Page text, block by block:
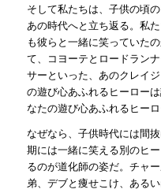
そして私たちは、子供の頃
あの時代へと立ち返る。私
も彼らと一緒に笑っていた
て、コヨーテとロードラン
サーといった、あのクレイ
の遊び心あふれるヒーロー
なたの遊び心あふれるヒー
なぜなら、子供時代には間
期には一緒に笑える別のヒ
るのが道化師の姿だ。チャ
弟、デブと痩せこけ、ある